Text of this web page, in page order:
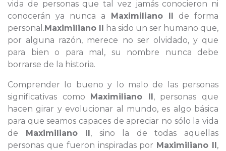
vida de personas que tal vez jamás conocieron ni
conocerán ya nunca a Maximiliano II de forma
personal.Maximiliano II ha sido un ser humano que,
por alguna razón, merece no ser olvidado, y que
para bien o para mal, su nombre nunca debe
borrarse de la historia.
Comprender lo bueno y lo malo de las personas
significativas como Maximiliano II, personas que
hacen girar y evolucionar al mundo, es algo básica
para que seamos capaces de apreciar no sólo la vida
de Maximiliano II, sino la de todas aquellas
personas que fueron inspiradas por Maximiliano II,